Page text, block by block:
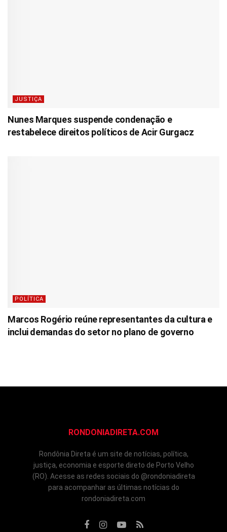
JUSTIÇA
Nunes Marques suspende condenação e
restabelece direitos políticos de Acir Gurgacz
POLÍTICA
Marcos Rogério reúne representantes da cultura e
inclui demandas do setor no plano de governo
RONDONIADIRETA.COM
Rondônia Direta é um site de notícias, política,
justiça, economia e esporte direto de Porto Velho
(RO). Acesse as redes sociais do @rondoniadireta
para acompanhar as últimas notícias do
rondoniadireta.com